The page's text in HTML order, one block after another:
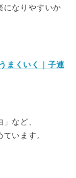
になりやすいか
まくいく｜子連
など、
います。